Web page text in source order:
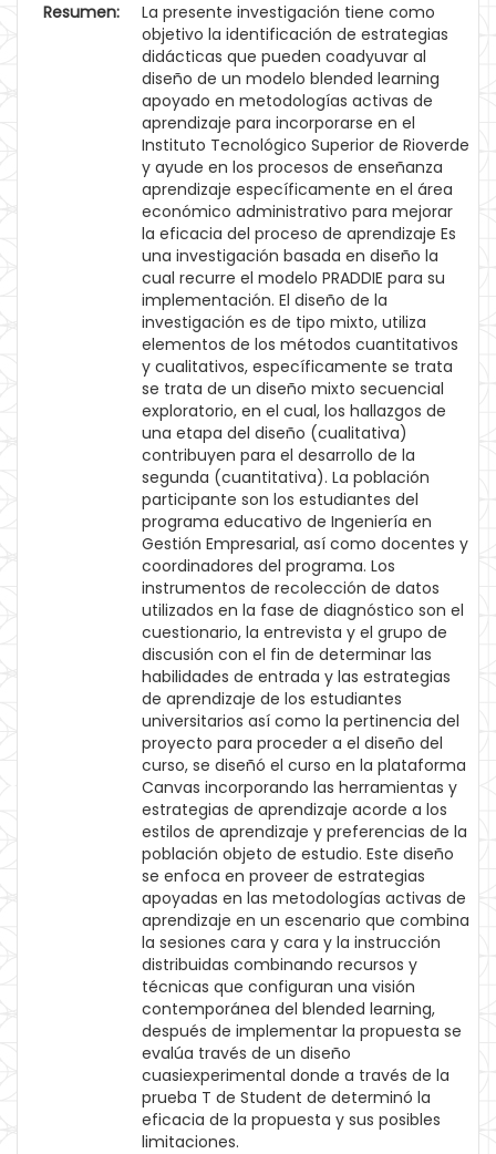
Resumen:
La presente investigación tiene como
objetivo la identificación de estrategias
didácticas que pueden coadyuvar al
diseño de un modelo blended learning
apoyado en metodologías activas de
aprendizaje para incorporarse en el
Instituto Tecnológico Superior de Rioverde
y ayude en los procesos de enseñanza
aprendizaje específicamente en el área
económico administrativo para mejorar
la eficacia del proceso de aprendizaje Es
una investigación basada en diseño la
cual recurre el modelo PRADDIE para su
implementación. El diseño de la
investigación es de tipo mixto, utiliza
elementos de los métodos cuantitativos
y cualitativos, específicamente se trata
se trata de un diseño mixto secuencial
exploratorio, en el cual, los hallazgos de
una etapa del diseño (cualitativa)
contribuyen para el desarrollo de la
segunda (cuantitativa). La población
participante son los estudiantes del
programa educativo de Ingeniería en
Gestión Empresarial, así como docentes y
coordinadores del programa. Los
instrumentos de recolección de datos
utilizados en la fase de diagnóstico son el
cuestionario, la entrevista y el grupo de
discusión con el fin de determinar las
habilidades de entrada y las estrategias
de aprendizaje de los estudiantes
universitarios así como la pertinencia del
proyecto para proceder a el diseño del
curso, se diseñó el curso en la plataforma
Canvas incorporando las herramientas y
estrategias de aprendizaje acorde a los
estilos de aprendizaje y preferencias de la
población objeto de estudio. Este diseño
se enfoca en proveer de estrategias
apoyadas en las metodologías activas de
aprendizaje en un escenario que combina
la sesiones cara y cara y la instrucción
distribuidas combinando recursos y
técnicas que configuran una visión
contemporánea del blended learning,
después de implementar la propuesta se
evalúa través de un diseño
cuasiexperimental donde a través de la
prueba T de Student de determinó la
eficacia de la propuesta y sus posibles
limitaciones.